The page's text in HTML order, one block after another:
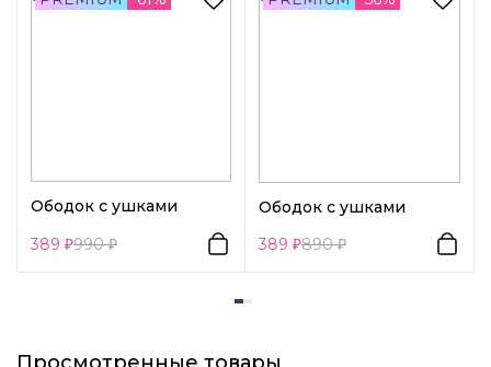
Декоративный элемент 1:
Животные
милые чёрные бантики.
Ободок с ушками
389
990
Ободок с ушками
389
890